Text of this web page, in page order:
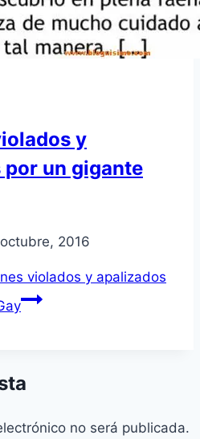
y
un gigante
2016
violados y apalizados
no será publicada.